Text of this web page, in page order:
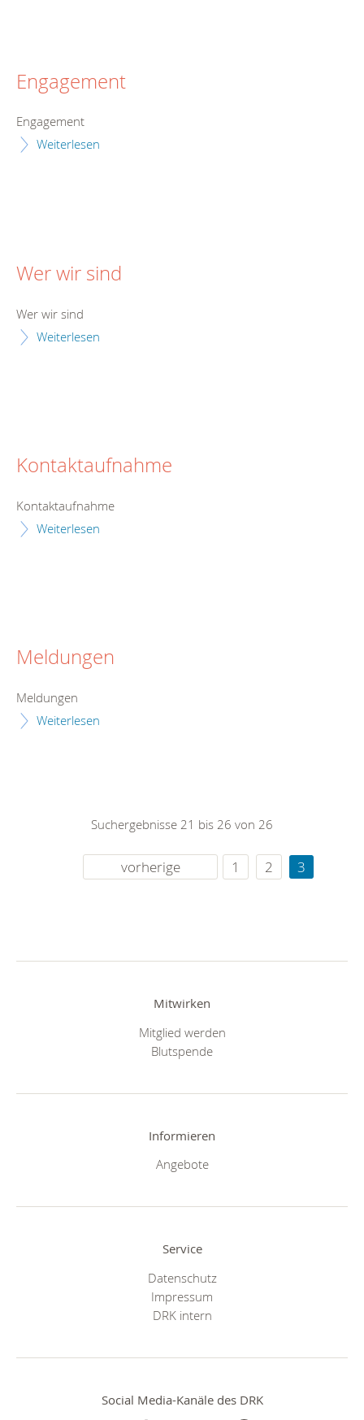
Engagement
Engagement
Weiterlesen
Wer wir sind
Wer wir sind
Weiterlesen
Kontaktaufnahme
Kontaktaufnahme
Weiterlesen
Meldungen
Meldungen
Weiterlesen
Suchergebnisse 21 bis 26 von 26
vorherige 1 2 3
Mitwirken
Mitglied werden
Blutspende
Informieren
Angebote
Service
Datenschutz
Impressum
DRK intern
Social Media-Kanäle des DRK